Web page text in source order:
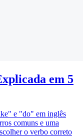
em 5
e "do" em inglês
comuns e uma
o verbo correto